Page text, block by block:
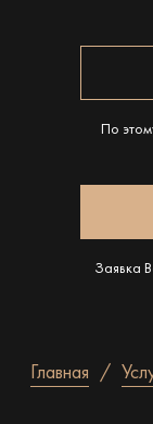
По
Заявка
Главная